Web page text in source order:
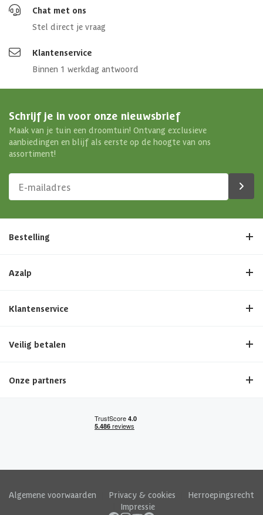
Chat met ons
Stel direct je vraag
Klantenservice
Binnen 1 werkdag antwoord
Schrijf je in voor onze nieuwsbrief
Maak van je tuin een droomtuin! Ontvang exclusieve
aanbiedingen en blijf als eerste op de hoogte van ons
assortiment!
Bestelling
Azalp
Klantenservice
Veilig betalen
Onze partners
Algemene voorwaarden Privacy & cookies
Herroepingsrecht
Impressie